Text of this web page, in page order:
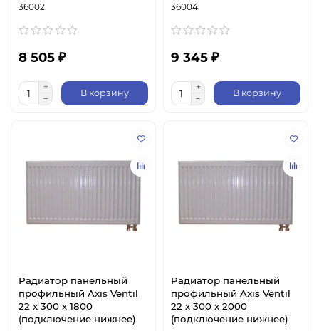
36002
8 505 ₽
В корзину
36004
9 345 ₽
В корзину
Радиатор панельный
профильный Axis Ventil
22 х 300 х 1800
(подключение нижнее)
Радиатор панельный
профильный Axis Ventil
22 х 300 х 2000
(подключение нижнее)